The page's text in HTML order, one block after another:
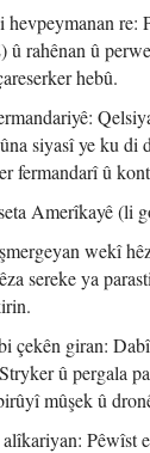
re:
rahênan û
hebû.
Qelsiya
siyasî ye ku di
fermandarî û
Amerîkayê (li
wekî
sereke ya
giran:
û pergala
mûşek û
Pêwîst e